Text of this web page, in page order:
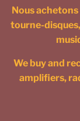
Nous
tourne-
We buy and
amplifiers,